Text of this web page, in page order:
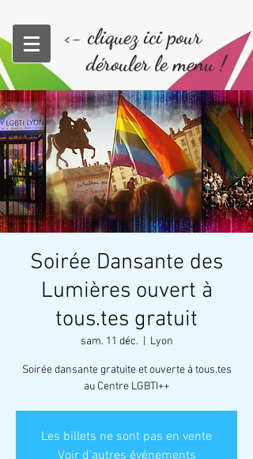
<- cliquez ici pour
dérouler le menu !
Soirée Dansante des
Lumières ouvert à
tous.tes gratuit
sam. 11 déc. Lyon
Soirée dansante gratuite et ouverte à tous.tes
au Centre LGBTI++
Les billets ne sont pas en vente
Voir d'autres événements